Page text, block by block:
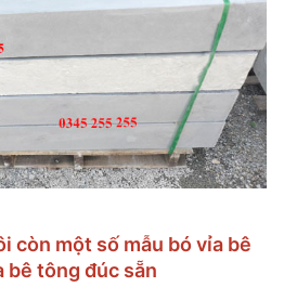
còn một số mẫu bó vỉa bê
bê tông đúc sẵn